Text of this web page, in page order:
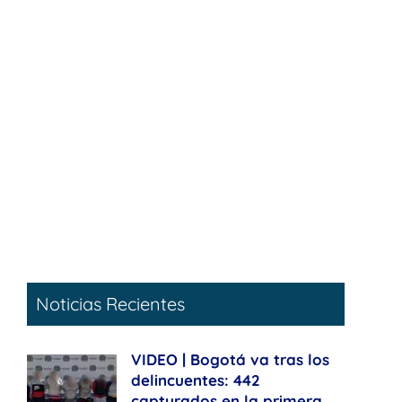
Noticias Recientes
VIDEO | Bogotá va tras los
delincuentes: 442